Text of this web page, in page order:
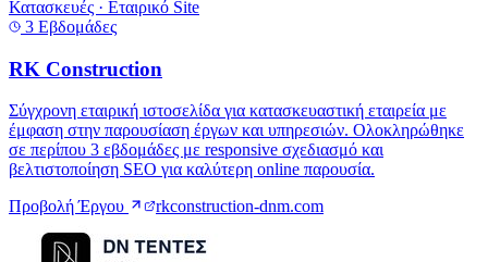
Προβολή Έργου rkconstruction-dnm.com